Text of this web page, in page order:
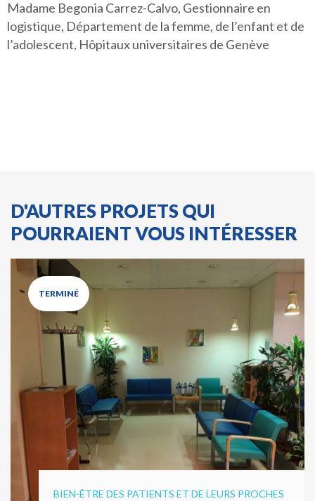
Madame Begonia Carrez-Calvo, Gestionnaire en
logistique, Département de la femme, de l’enfant et de
l’adolescent, Hôpitaux universitaires de Genève
D'AUTRES PROJETS QUI
POURRAIENT VOUS INTÉRESSER
TERMINÉ
BIEN-ÊTRE DES PATIENTS ET DE LEURS PROCHES